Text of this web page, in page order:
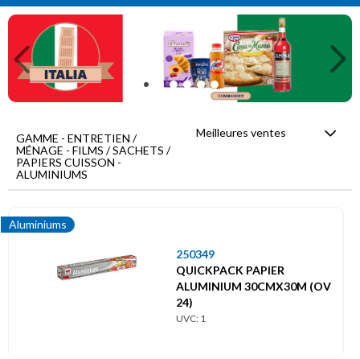
Promotions
Déstockage
Menu
principal
Entretien
Ménage
Previous
GAMME - ENTRETIEN /
MÉNAGE - FILMS / SACHETS /
PAPIERS CUISSON -
ALUMINIUMS
Meilleures ventes
Aluminiums
250349
QUICKPACK PAPIER
ALUMINIUM 30CMX30M (OV
24)
UVC: 1